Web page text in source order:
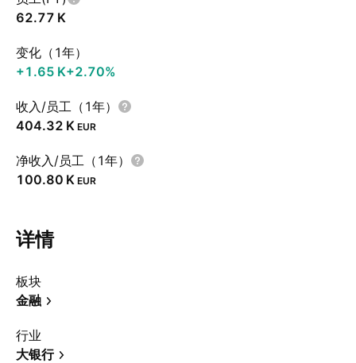
‪62.77 K‬
变化（1年）
‪+1.65 K‬+2.70%
收入/员工（1年）
‪404.32 K‬ EUR
净收入/员工（1年）
‪100.80 K‬ EUR
详情
板块
金融
行业
大银行